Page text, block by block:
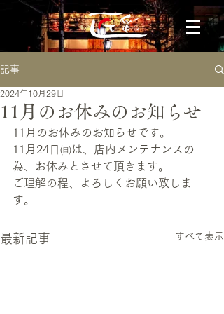
記事
11月のお休みのお知らせ
2024年10月29日
11月のお休みのお知らせです。
11月24日㈰は、店内メンテナンスの
為、お休みとさせて頂きます。
ご理解の程、よろしくお願い致しま
す。
最新記事 すべて表示